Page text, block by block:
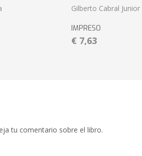
Gilberto Cabral Junior
IMPRESO
€ 7,63
tu comentario sobre el libro.